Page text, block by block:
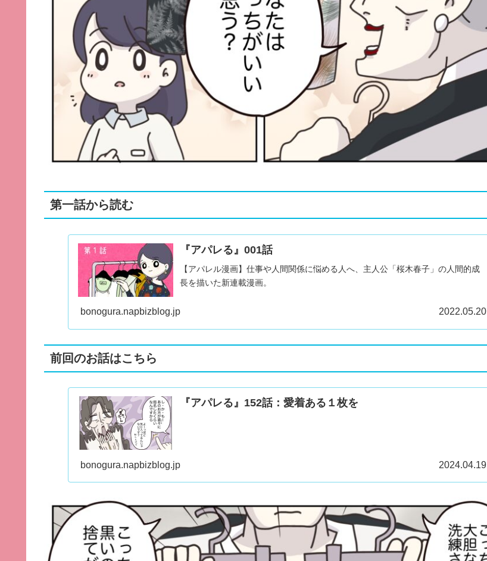
第一話から読む
『アパレる』001話
【アパレル漫画】仕事や人間関係に悩める人へ、主人公「桜木春子」の人間的成
長を描いた新連載漫画。
bonogura.napbizblog.jp 2022.05.20
前回のお話はこちら
『アパレる』152話：愛着ある１枚を
bonogura.napbizblog.jp 2024.04.19